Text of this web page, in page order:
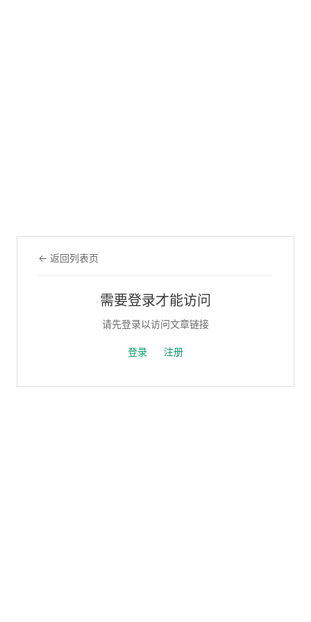
← 返回列表页
需要登录才能访问
请先登录以访问文章链接
登录 注册